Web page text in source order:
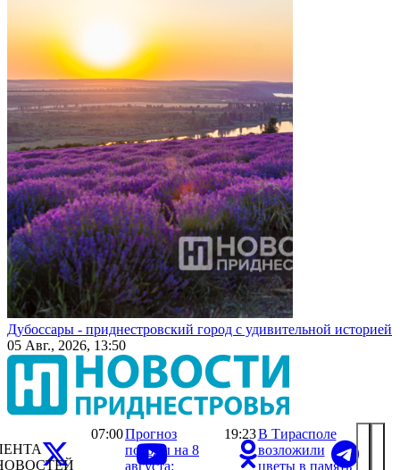
Дубоссары - приднестровский город с удивительной историей
05 Авг., 2026, 13:50
07:00Прогноз
погоды на 8
августа:
19:23В Тирасполе
возложили
цветы в память